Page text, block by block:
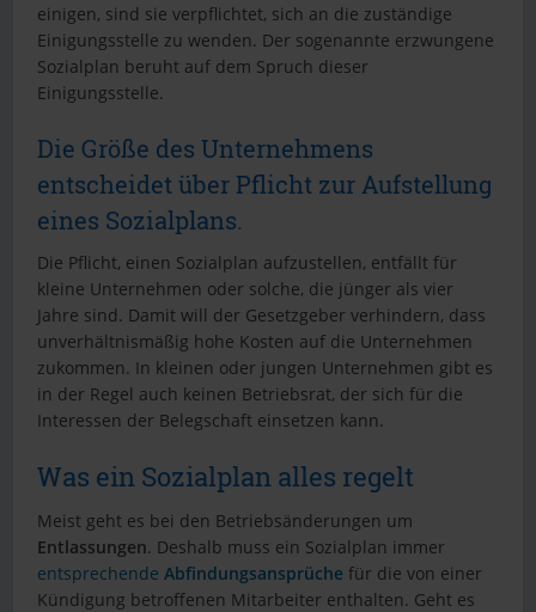
einigen, sind sie verpflichtet, sich an die zuständige
Einigungsstelle zu wenden. Der sogenannte erzwungene
Sozialplan beruht auf dem Spruch dieser
Einigungsstelle.
Die Größe des Unternehmens
entscheidet über Pflicht zur Aufstellung
eines Sozialplans.
Die Pflicht, einen Sozialplan aufzustellen, entfällt für
kleine Unternehmen oder solche, die jünger als vier
Jahre sind. Damit will der Gesetzgeber verhindern, dass
unverhältnismäßig hohe Kosten auf die Unternehmen
zukommen. In kleinen oder jungen Unternehmen gibt es
in der Regel auch keinen Betriebsrat, der sich für die
Interessen der Belegschaft einsetzen kann.
Was ein Sozialplan alles regelt
Meist geht es bei den Betriebsänderungen um
Entlassungen. Deshalb muss ein Sozialplan immer
entsprechendeAbfindungsansprüche für die von einer
Kündigung betroffenen Mitarbeiter enthalten. Geht es